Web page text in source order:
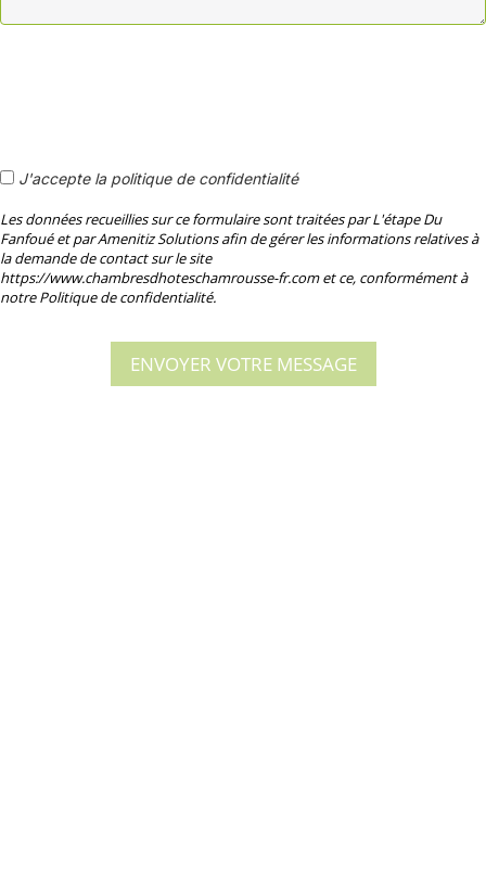
J'accepte la politique de confidentialité
Les données recueillies sur ce formulaire sont traitées par L'étape Du
Fanfoué et par Amenitiz Solutions afin de gérer les informations relatives à
la demande de contact sur le site
https://www.chambresdhoteschamrousse-fr.com et ce, conformément à
notre Politique de confidentialité.